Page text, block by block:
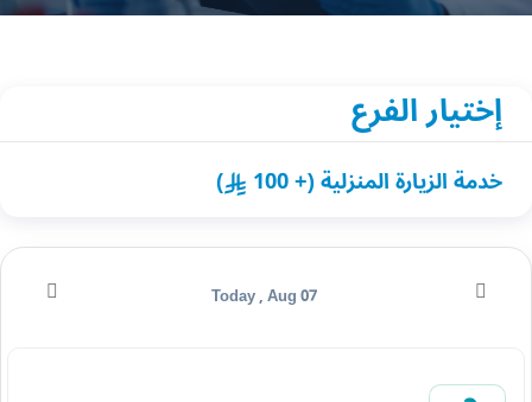
إختيار الفرع
خدمة الزيارة المنزلية (+ 100 )